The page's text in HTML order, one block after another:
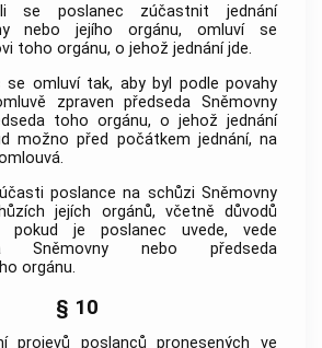
li se poslanec zúčastnit jednání
nebo jejího orgánu, omluví se
toho orgánu, o jehož jednání jde.
se omluví tak, aby byl podle povahy
zpraven předseda Sněmovny
toho orgánu, o jehož jednání
možno před počátkem jednání, na
poslance na schůzi Sněmovny
jejích orgánů, včetně důvodů
pokud je poslanec uvede, vede
Sněmovny nebo předseda
orgánu.
§ 10
projevů poslanců pronesených ve